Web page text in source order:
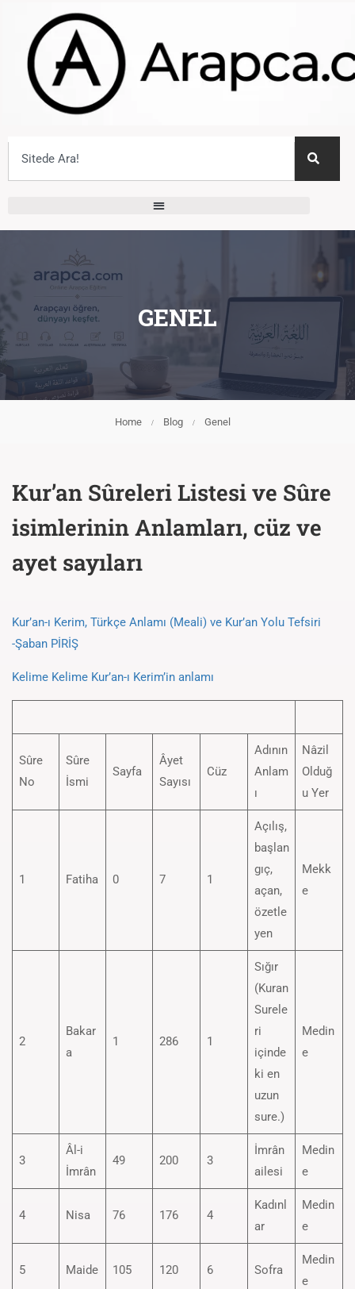
Home Blog Genel
GENEL
Kur’an Sûreleri Listesi ve Sûre
isimlerinin Anlamları, cüz ve
ayet sayıları
Kur’an-ı Kerim, Türkçe Anlamı (Meali) ve Kur’an Yolu Tefsiri
-Şaban PİRİŞ
Kelime Kelime Kur’an-ı Kerim’in anlamı
Sûre
No
Sûre
İsmi
Sayfa
Âyet
Sayısı
Cüz
Adının
Anlam
ı
Nâzil
Olduğ
u Yer
1 Fatiha 0 7 1
Açılış,
başlan
gıç,
açan,
özetle
yen
Mekk
e
2
Bakar
a
1 286 1
Sığır
(Kuran
Surele
ri
içinde
ki en
uzun
sure.)
Medin
e
3
Âl-i
İmrân
49 200 3
İmrân
ailesi
Medin
e
4 Nisa 76 176 4
Kadınl
ar
Medin
e
5 Maide 105 120 6 Sofra
Medin
e